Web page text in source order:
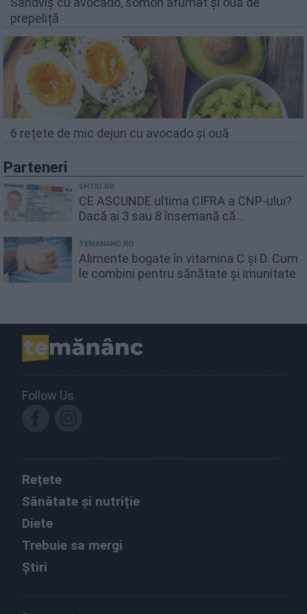
prepeliță
6 rețete de mic dejun cu avocado și ouă
Parteneri
SHTIU.RO
CE ASCUNDE ultima CIFRA a CNP-ului?
Dacă ai 3 sau 8 însemană că...
TEMANANC.RO
Alimente bogate în vitamina C și D. Cum
le combini pentru sănătate și imunitate
Follow Us
Rețete
Sănătate și nutriție
Diete
Trebuie sa mergi
Știri